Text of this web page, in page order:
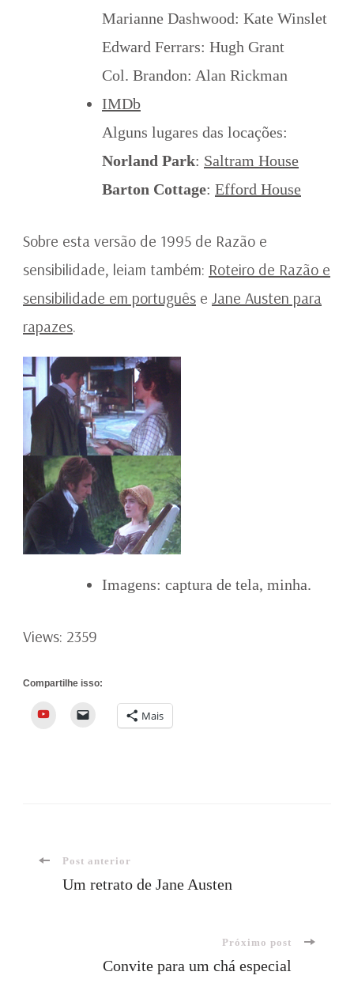
Marianne Dashwood: Kate Winslet
Edward Ferrars: Hugh Grant
Col. Brandon: Alan Rickman
IMDb
Alguns lugares das locações:
Norland Park: Saltram House
Barton Cottage: Efford House
Sobre esta versão de 1995 de Razão e
sensibilidade, leiam também: Roteiro de Razão e
sensibilidade em português e Jane Austen para
rapazes.
Imagens: captura de tela, minha.
Views: 2359
Compartilhe isso:
YouTube Mais
Navegação
Post anterior
Um retrato de Jane Austen
Próximo post
Convite para um chá especial